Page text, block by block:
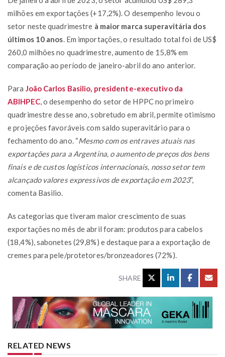
milhões em exportações (+17,2%). O desempenho levou o
setor neste quadrimestre à maior marca superavitária dos
últimos 10 anos . Em importações, o resultado total foi de US$
260,0 milhões no quadrimestre, aumento de 15,8% em
comparação ao período de janeiro-abril do ano anterior.
Para João Carlos Basilio, presidente-executivo da
ABIHPEC, o desempenho do setor de HPPC no primeiro
quadrimestre desse ano, sobretudo em abril, permite otimismo
e projeções favoráveis com saldo superavitário para o
fechamento do ano. “Mesmo com os entraves atuais nas
exportações para a Argentina, o aumento de preços dos bens
finais e de custos logísticos internacionais, nosso setor tem
alcançado valores expressivos de exportação em 2023”,
comenta Basilio.
As categorias que tiveram maior crescimento de suas
exportações no mês de abril foram: produtos para cabelos
(18,4%), sabonetes (29,8%) e destaque para a exportação de
cremes para pele/protetores/bronzeadores (72%).
SHARE
RELATED NEWS